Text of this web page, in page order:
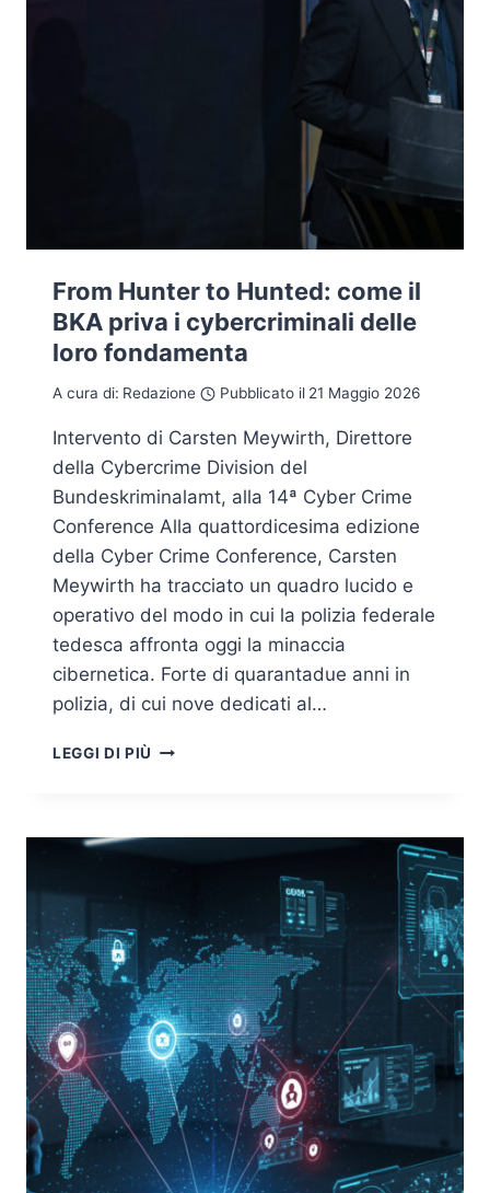
From Hunter to Hunted: come il
BKA priva i cybercriminali delle
loro fondamenta
A cura di: Redazione Pubblicato il 21 Maggio 2026
Intervento di Carsten Meywirth, Direttore
della Cybercrime Division del
Bundeskriminalamt, alla 14ª Cyber Crime
Conference Alla quattordicesima edizione
della Cyber Crime Conference, Carsten
Meywirth ha tracciato un quadro lucido e
operativo del modo in cui la polizia federale
tedesca affronta oggi la minaccia
cibernetica. Forte di quarantadue anni in
polizia, di cui nove dedicati al…
LEGGI DI PIÙ FROM
COME
CYBERCRIMINALI
DELLE
LORO
FONDAMENTA